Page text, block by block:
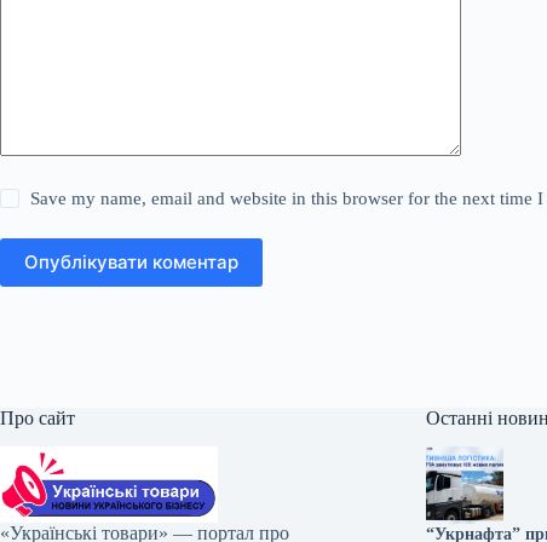
Save my name, email and website in this browser for the next time
Опублікувати коментар
Про сайт
«Українські товари» — портал про
Останні
“Укрнафта”